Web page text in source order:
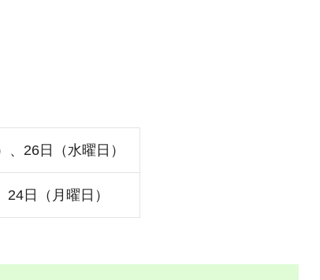
26日（水曜日）
日（月曜日）